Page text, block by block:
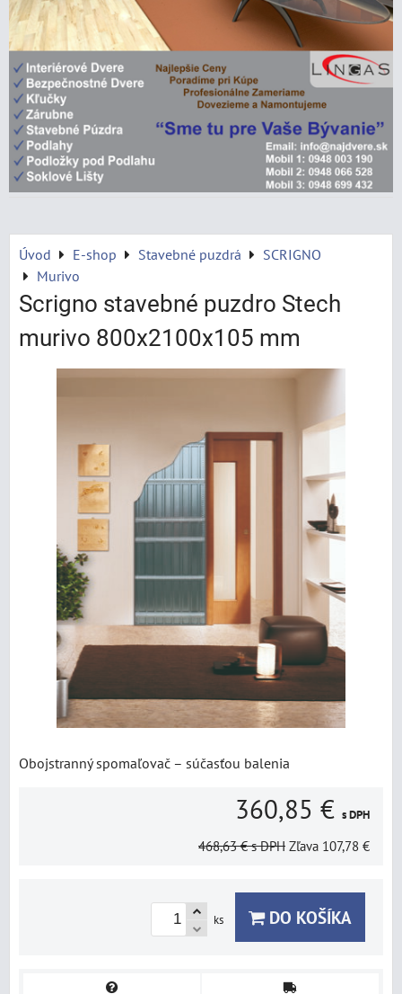
Úvod E-shop Stavebné puzdrá
SCRIGNO
Murivo
Scrigno stavebné puzdro Stech
murivo 800x2100x105 mm
Obojstranný spomaľovač – súčasťou balenia
360,85 € s DPH
468,63 € s DPH Zľava 107,78 €
ks DO KOŠÍKA